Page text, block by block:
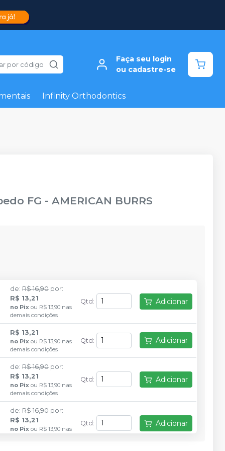
por código
Faça seu login
ou cadastre-se
Infinity Orthodontics
FG -AMERICAN BURRS
de: R$ 16,90 por:
R$ 13,21
no Pix ou R$ 13,90 nas
demais condições
Qtd : Adicionar
R$ 13,21
no Pix ou R$ 13,90 nas
demais condições
Qtd : Adicionar
de: R$ 16,90 por:
R$ 13,21
no Pix ou R$ 13,90 nas
demais condições
Qtd : Adicionar
de: R$ 16,90 por:
R$ 13,21
no Pix ou R$ 13,90 nas
Qtd : Adicionar